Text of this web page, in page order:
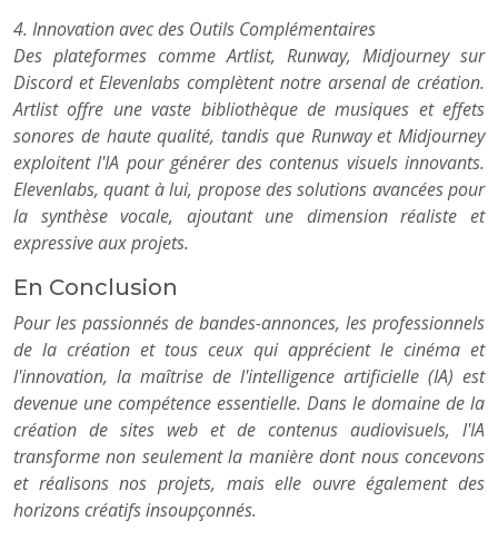
4. Innovation avec des Outils Complémentaires
Des plateformes comme Artlist, Runway, Midjourney sur
Discord et Elevenlabs complètent notre arsenal de création.
Artlist offre une vaste bibliothèque de musiques et effets
sonores de haute qualité, tandis que Runway et Midjourney
exploitent l'IA pour générer des contenus visuels innovants.
Elevenlabs, quant à lui, propose des solutions avancées pour
la synthèse vocale, ajoutant une dimension réaliste et
expressive aux projets.
En Conclusion
Pour les passionnés de bandes-annonces, les professionnels
de la création et tous ceux qui apprécient le cinéma et
l'innovation, la maîtrise de l'intelligence artificielle (IA) est
devenue une compétence essentielle. Dans le domaine de la
création de sites web et de contenus audiovisuels, l'IA
transforme non seulement la manière dont nous concevons
et réalisons nos projets, mais elle ouvre également des
horizons créatifs insoupçonnés.